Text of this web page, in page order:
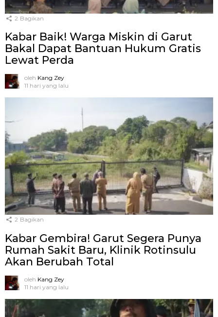
2 Bagikan
Kabar Baik! Warga Miskin di Garut
Bakal Dapat Bantuan Hukum Gratis
Lewat Perda
oleh Kang Zey
11 hari yang lalu
2 Bagikan
Kabar Gembira! Garut Segera Punya
Rumah Sakit Baru, Klinik Rotinsulu
Akan Berubah Total
oleh Kang Zey
11 hari yang lalu